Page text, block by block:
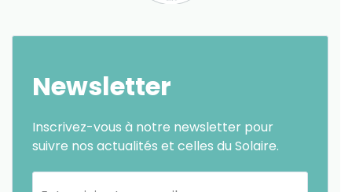
Newsletter
Inscrivez-vous à notre newsletter pour
suivre nos actualités et celles du Solaire.